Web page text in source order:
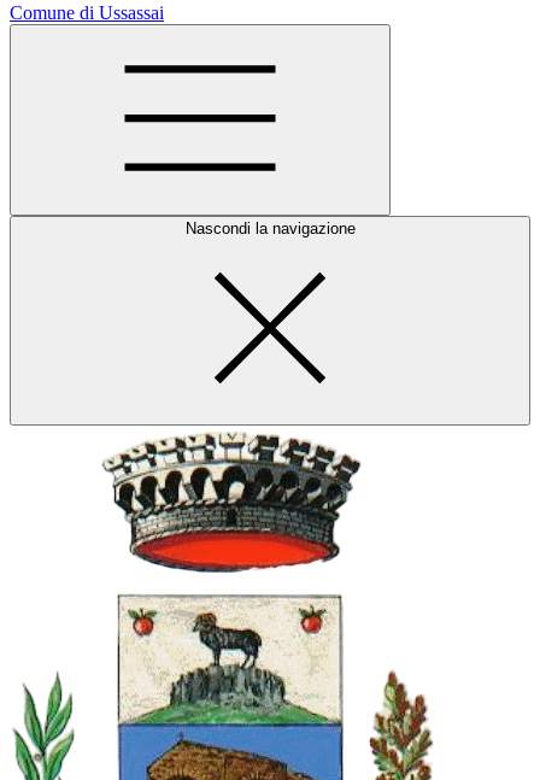
Comune di Ussassai
Nascondi la navigazione